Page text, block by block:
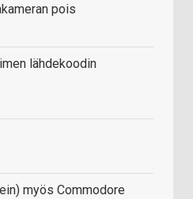
pois
lähdekoodin
myös Commodore